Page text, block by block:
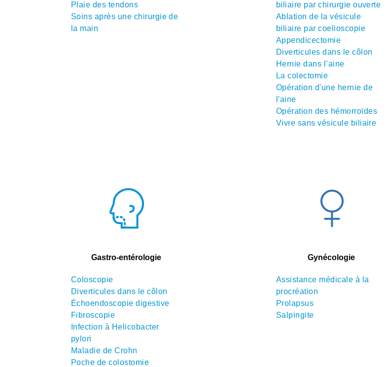
Plaie des tendons
Soins après une chirurgie de
la main
biliaire par chirurgie ouverte
Ablation de la vésicule
biliaire par coelioscopie
Appendicectomie
Diverticules dans le côlon
Hernie dans l’aine
La colectomie
Opération d'une hernie de
l'aine
Opération des hémorroïdes
Vivre sans vésicule biliaire
Gastro-entérologie
Coloscopie
Diverticules dans le côlon
Échoendoscopie digestive
Fibroscopie
Infection à Helicobacter
pylori
Maladie de Crohn
Poche de colostomie
Gynécologie
Assistance médicale à la
procréation
Prolapsus
Salpingite